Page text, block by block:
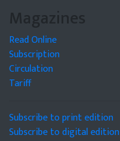
Magazines
Read Online
Subscription
Circulation
Tariff
Subscribe to print edition
Subscribe to digital edition